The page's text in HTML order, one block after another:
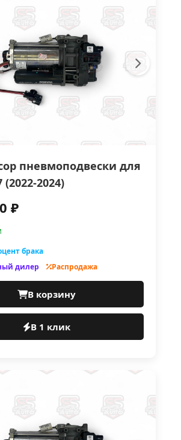
пневмоподвески для
2024)
₽
брака
дилер
Распродажа
В корзину
В 1 клик